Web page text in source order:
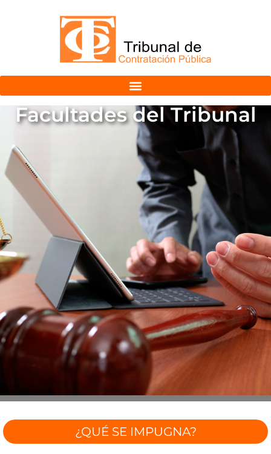
Facultades del Tribunal
¿QUÉ SE IMPUGNA?